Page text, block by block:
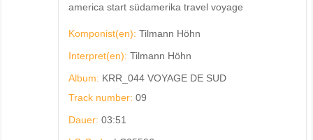
america start südamerika travel voyage
Komponist(en): Tilmann Höhn
Interpret(en): Tilmann Höhn
Album: KRR_044 VOYAGE DE SUD
Track number: 09
Dauer: 03:51